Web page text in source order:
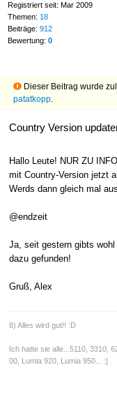
Registriert seit: Mar 2009
Themen: 18
Beiträge: 912
Bewertung: 0
Dieser Beitrag wurde
patatkopp
Country Version
Hallo Leute! NUR ZU
mit Country-Version jetzt
Werds dann gleich mal
@endzeit
Ja, seit gestern gibts
dazu gefunden!
Gruß, Alex
8) Alles wird gut!! :D
Ich hatte sie alle...5110, 3310,
00, Lumia 920, Lumia 950... :]